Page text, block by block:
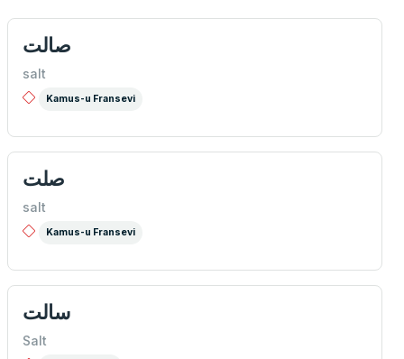
صالت
salt
Kamus-u Fransevi
صلت
salt
Kamus-u Fransevi
سالت
Salt